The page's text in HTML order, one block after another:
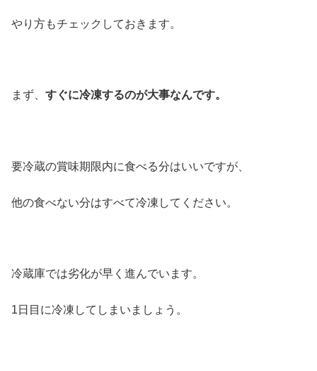
やり方もチェックしておきます。
まず、 すぐに冷凍するのが大事なんです。
要冷蔵の賞味期限内に食べる分はいいですが、
他の食べない分はすべて冷凍してください。
冷蔵庫では劣化が早く進んでいます。
1日目に冷凍してしまいましょう。